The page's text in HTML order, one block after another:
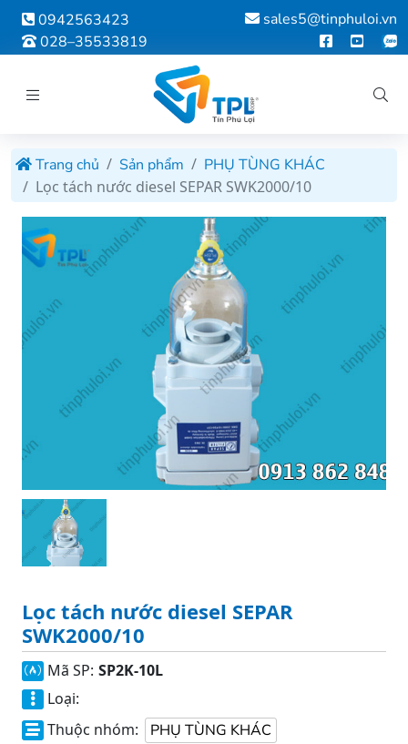
0942563423
028–35533819
sales5@tinphuloi.vn
Trang chủ Sản phẩm
PHỤ TÙNG KHÁC
Lọc tách nước diesel SEPAR SWK2000/10
Lọc tách nước diesel SEPAR
SWK2000/10
Mã SP: SP2K-10L
Loại:
Thuộc nhóm:
PHỤ TÙNG KHÁC